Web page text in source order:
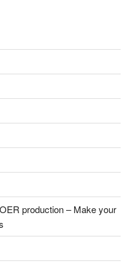
production – Make your